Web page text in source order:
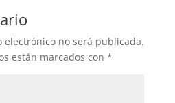
electrónico no será publicada.
están marcados con *